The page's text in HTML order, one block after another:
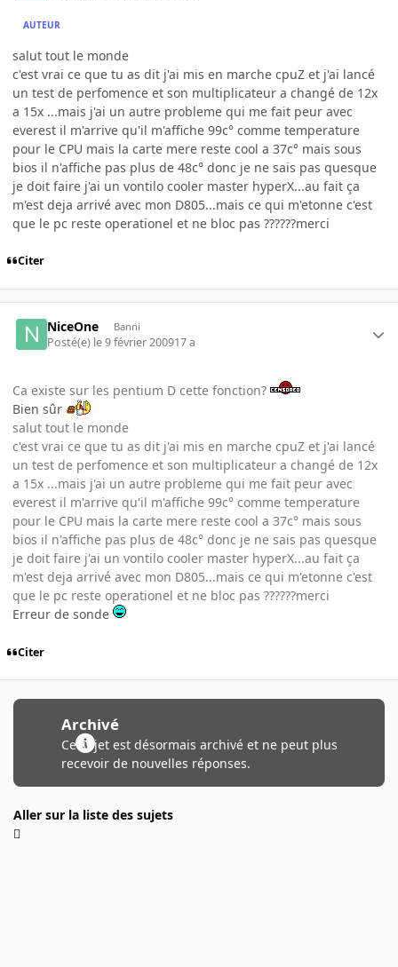
AUTEUR
salut tout le monde
c'est vrai ce que tu as dit j'ai mis en marche cpuZ et j'ai lancé
un test de perfomence et son multiplicateur a changé de 12x
a 15x ...mais j'ai un autre probleme qui me fait peur avec
everest il m'arrive qu'il m'affiche 99c° comme temperature
pour le CPU mais la carte mere reste cool a 37c° mais sous
bios il n'affiche pas plus de 48c° donc je ne sais pas quesque
je doit faire j'ai un vontilo cooler master hyperX...au fait ça
m'est deja arrivé avec mon D805...mais ce qui m'etonne c'est
que le pc reste operationel et ne bloc pas ??????merci
Citer
NiceOne Banni
Posté(e) le 9 février 200917 a
Ca existe sur les pentium D cette fonction?
Bien sûr
salut tout le monde
c'est vrai ce que tu as dit j'ai mis en marche cpuZ et j'ai lancé
un test de perfomence et son multiplicateur a changé de 12x
a 15x ...mais j'ai un autre probleme qui me fait peur avec
everest il m'arrive qu'il m'affiche 99c° comme temperature
pour le CPU mais la carte mere reste cool a 37c° mais sous
bios il n'affiche pas plus de 48c° donc je ne sais pas quesque
je doit faire j'ai un vontilo cooler master hyperX...au fait ça
m'est deja arrivé avec mon D805...mais ce qui m'etonne c'est
que le pc reste operationel et ne bloc pas ??????merci
Erreur de sonde
Citer
Archivé
Ce sujet est désormais archivé et ne peut plus
recevoir de nouvelles réponses.
Aller sur la liste des sujets